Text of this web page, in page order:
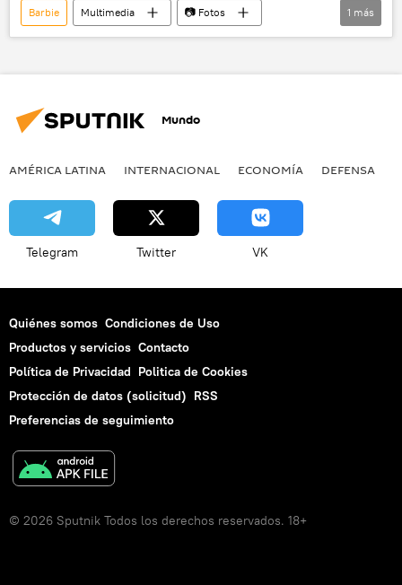
Barbie Multimedia
📷 Fotos
Unión Soviética (URSS)
1 más
Mundo
AMÉRICA LATINA INTERNACIONAL ECONOMÍA DEFENSA
Telegram Twitter VK
Quiénes somos Condiciones de Uso
Productos y servicios Contacto
Política de Privacidad Politica de Cookies
Protección de datos (solicitud) RSS
Preferencias de seguimiento
© 2026 Sputnik Todos los derechos reservados. 18+